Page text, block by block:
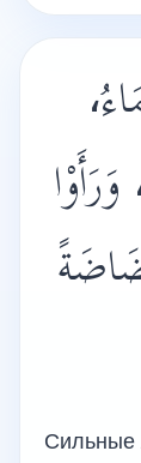
Сильные